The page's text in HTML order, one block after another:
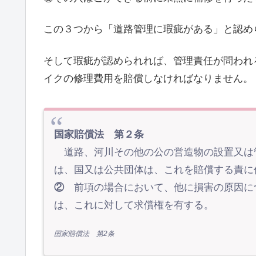
この３つから「道路管理に瑕疵がある」と認
そして瑕疵が認められれば、管理責任が問わ
イクの修理費用を賠償しなければなりません。
国家賠償法
第２条
道路、河川その他の公の営造物の設置又
は、国又は公共団体は、これを賠償する責に
②前項の場合において、他に損害の原因に
は、これに対して求償権を有する。
国家賠償法 第2条